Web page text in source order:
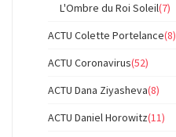
L'Ombre du Roi Soleil(7)
ACTU Colette Portelance(8)
ACTU Coronavirus(52)
ACTU Dana Ziyasheva(8)
ACTU Daniel Horowitz(11)